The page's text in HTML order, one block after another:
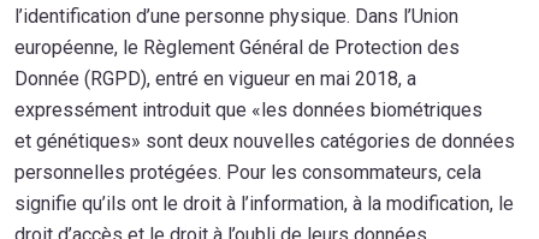
l’identification d’une personne physique. Dans l’Union
européenne, le Règlement Général de Protection des
Donnée (RGPD), entré en vigueur en mai 2018, a
expressément introduit que «les données biométriques
et génétiques» sont deux nouvelles catégories de données
personnelles protégées. Pour les consommateurs, cela
signifie qu’ils ont le droit à l’information, à la modification, le
droit d’accès et le droit à l’oubli de leurs données